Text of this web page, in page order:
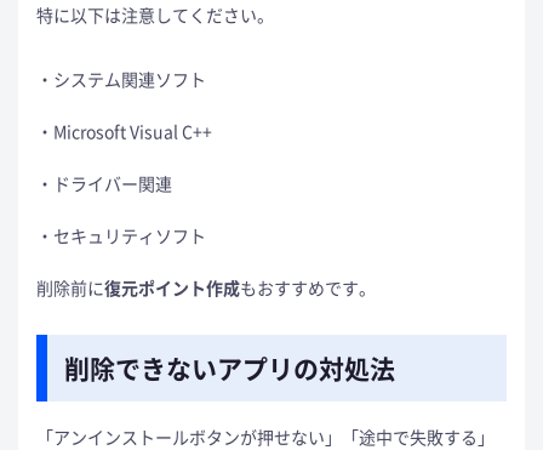
特に以下は注意してください。
システム関連ソフト
Microsoft Visual C++
ドライバー関連
セキュリティソフト
削除前に復元ポイント作成もおすすめです。
削除できないアプリの対処法
「アンインストールボタンが押せない」「途中で失敗する」